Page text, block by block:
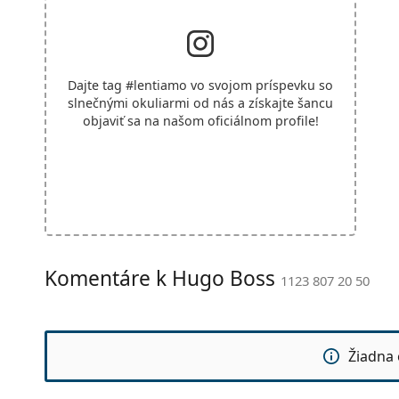
Dajte tag #lentiamo vo svojom príspevku so
slnečnými okuliarmi od nás a získajte šancu
objaviť sa na našom oficiálnom profile!
Komentáre k Hugo Boss 1123 807 20 50
Žiadna